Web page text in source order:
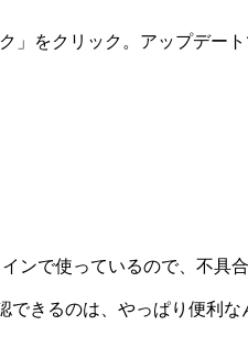
」をクリック。アップデー
ンで使っているので、不具
きるのは、やっぱり便利